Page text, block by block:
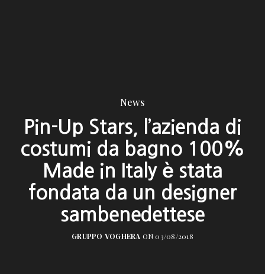
News
Pin-Up Stars, l’azienda di
costumi da bagno 100%
Made in Italy è stata
fondata da un designer
sambenedettese
GRUPPO VOGHERA ON 03/08/2018